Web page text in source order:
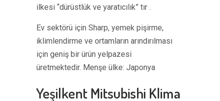
ilkesi “dürüstlük ve yaratıcılık” tır .
Ev sektörü için Sharp, yemek pişirme,
iklimlendirme ve ortamların arındırılması
için geniş bir ürün yelpazesi
üretmektedir. Menşe ülke: Japonya
Yeşilkent Mitsubishi Klima